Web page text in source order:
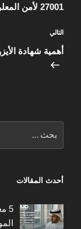
27001 لأمن المعلومات
المقالة
التالية
التالي
أهمية شهادة الأيزو 14001 في تحسين الإدارة البيئية
عن:
أحدث المقالات
5